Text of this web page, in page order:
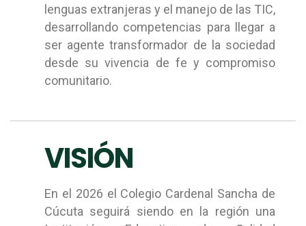
lenguas extranjeras y el manejo de las TIC,
desarrollando competencias para llegar a
ser agente transformador de la sociedad
desde su vivencia de fe y compromiso
comunitario.
VISIÓN
En el 2026 el Colegio Cardenal Sancha de
Cúcuta seguirá siendo en la región una